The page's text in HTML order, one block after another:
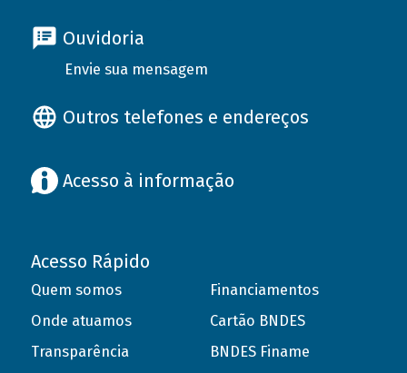
Ouvidoria
Envie sua mensagem
Outros telefones e endereços
Acesso à informação
Acesso Rápido
Quem somos
Onde atuamos
Transparência
Financiamentos
Cartão BNDES
BNDES Finame